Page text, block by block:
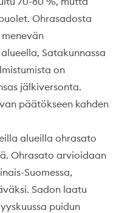
Ohrasadosta
Satakunnassa
on
jälkiversonta.
päätökseen kahden
alueilla ohrasato
Ohrasato arvioidaan
Suomessa,
Sadon laatu
puidun